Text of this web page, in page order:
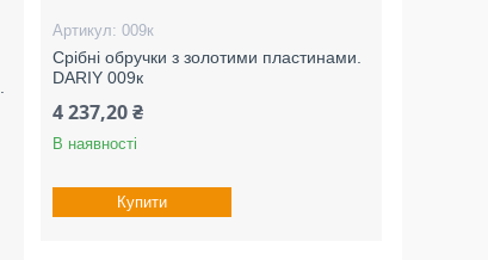
009к
Срібні обручки з золотими пластинами.
DARIY 009к
4 237,20 ₴
В наявності
Купити